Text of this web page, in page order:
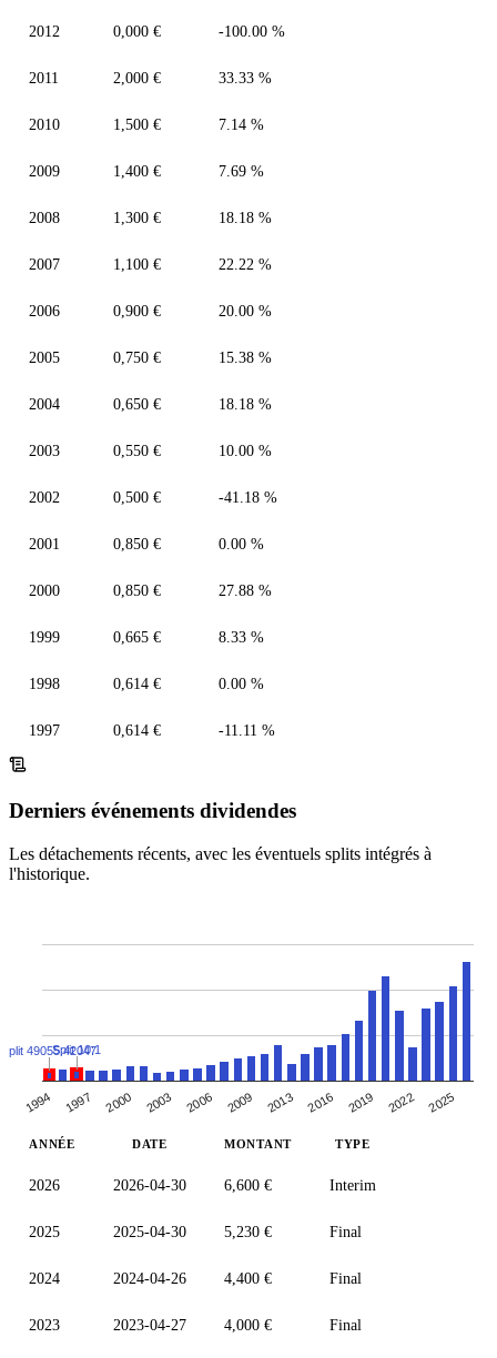
2012 0,000 € -100.00 %
2011 2,000 € 33.33 %
2010 1,500 € 7.14 %
2009 1,400 € 7.69 %
2008 1,300 € 18.18 %
2007 1,100 € 22.22 %
2006 0,900 € 20.00 %
2005 0,750 € 15.38 %
2004 0,650 € 18.18 %
2003 0,550 € 10.00 %
2002 0,500 € -41.18 %
2001 0,850 € 0.00 %
2000 0,850 € 27.88 %
1999 0,665 € 8.33 %
1998 0,614 € 0.00 %
1997 0,614 € -11.11 %
Derniers événements dividendes
Les détachements récents, avec les éventuels splits intégrés à
l'historique.
1994 1997 2000 2003 2006 2009 2013 2016 2019 2022 2025
Split 49055:42047
Split 10:1
ANNÉE DATE MONTANT TYPE
2026 2026-04-30 6,600 € Interim
2025 2025-04-30 5,230 € Final
2024 2024-04-26 4,400 € Final
2023 2023-04-27 4,000 € Final